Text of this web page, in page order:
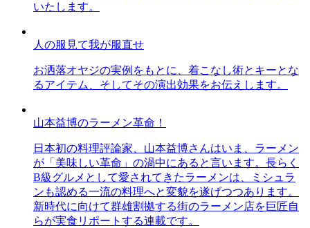
いたします。
人の服見て我が服直せ
お洒落オヤジの実例をもとに、着こなし術とキーとな
るアイテム、そしてその演出効果をお伝えします。
山本益博のラーメン革命！
日本初の料理評論家、山本益博さんはいま、ラーメン
が「美味しい革命」の渦中にあると言います。長らく
B級グルメとして愛されてきたラーメンは、ミシュラ
ンも認める一流の料理へと変貌を遂げつつあります。
新時代に向けて群雄割拠する街のラーメン店を巨匠自
らが実食リポートする連載です。